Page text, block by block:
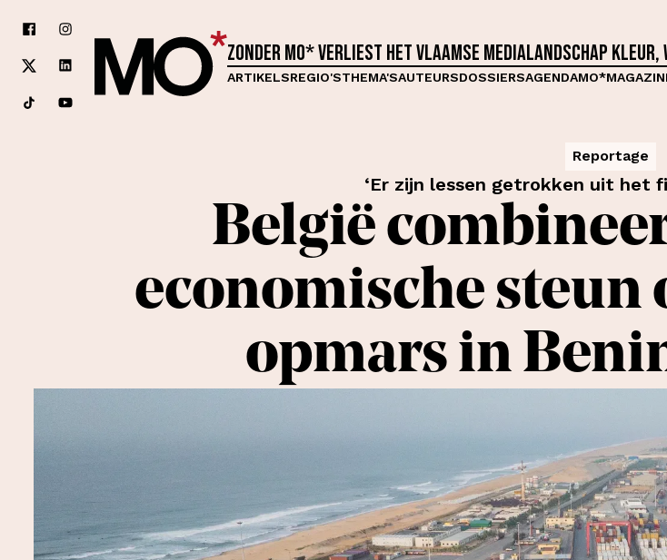
Zonder MO* verliest het Vlaamse medialandschap kleur,
ARTIKELSREGIO'STHEMA'SAUTEURSDOSSIERSAGENDA
Reportage
‘Er zijn lessen getrokken uit het
België
economische
opmars in